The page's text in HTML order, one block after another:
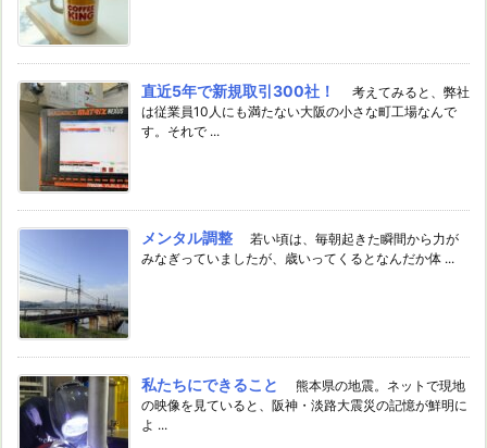
直近5年で新規取引300社！
考えてみると、弊社
は従業員10人にも満たない大阪の小さな町工場なんで
す。それで ...
メンタル調整
若い頃は、毎朝起きた瞬間から力が
みなぎっていましたが、歳いってくるとなんだか体 ...
私たちにできること
熊本県の地震。ネットで現地
の映像を見ていると、阪神・淡路大震災の記憶が鮮明に
よ ...